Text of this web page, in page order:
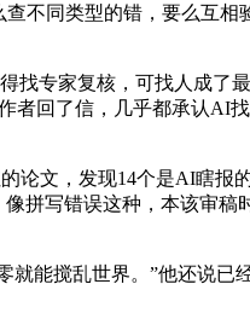
同类型的错，要么互相
专家复核，可找人成了
者回了信，几乎都承认AI
文，发现14个是AI瞎报
拼写错误这种，本该审
搅乱世界。”他还说已